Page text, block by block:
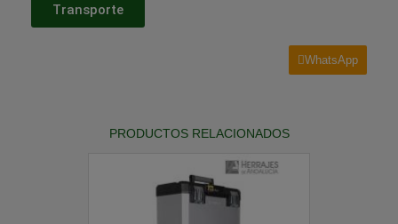
Transporte
WhatsApp
PRODUCTOS RELACIONADOS